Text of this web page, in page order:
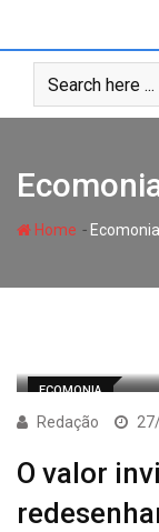
content
Home - Ecomonia
ECOMONIA
Redação
O valor